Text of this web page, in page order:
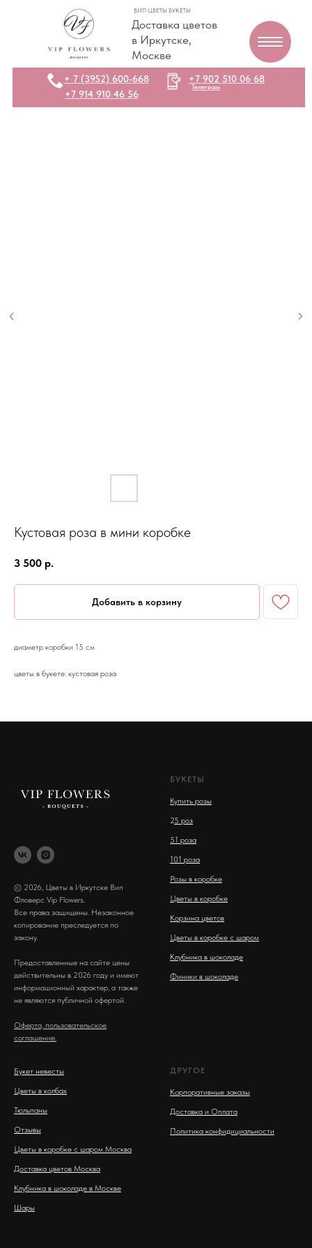
Доставка цветов
в Иркутске,
Москве
ВИП ЦВЕТЫ БУКЕТЫ
+7 914 910 46 56
+7 902 510 06 68
Телеграм
+ 7 (3952) 600-668
Кустовая роза в мини коробке
3 500 р.
Добавить в корзину
диаметр коробки 15 см
цветы в букете: кустовая роза
© 2026, Цветы в Иркутске Вип
Фловерс Vip Flowers.
Все права защищены. Незаконное
копирование преследуется по
закону.
Предоставленные на сайте цены
действительны в 2026 году и имеют
информационный характер, а также
не являются публичной офертой.
Оферта, пользовательское
соглашение.
БУКЕТЫ
Купить розы
25 роз
51 роза
101 роза
Розы в коробке
Цветы в коробке
Корзина цветов
Цветы в коробке с шаром
Клубника в шоколаде
Финики в шоколаде
Букет невесты
Цветы в колбах
Тюльпаны
Отзывы
Цветы в коробке с шаром Москва
Доставка цветов Москва
Клубника в шоколаде в Москве
Шары
ДРУГОЕ
Корпоративные заказы
Доставка и Оплата
Политика конфидициальности